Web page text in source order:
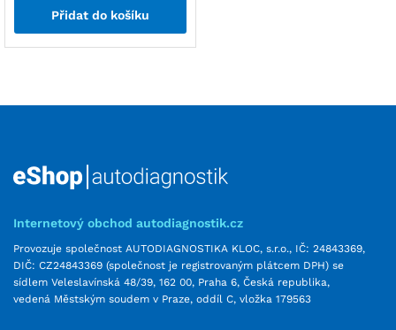
Přidat do košíku
Internetový obchod autodiagnostik.cz
Provozuje společnost AUTODIAGNOSTIKA KLOC, s.r.o., IČ: 24843369,
DIČ: CZ24843369 (společnost je registrovaným plátcem DPH) se
sídlem Veleslavínská 48/39, 162 00, Praha 6, Česká republika,
vedená Městským soudem v Praze, oddíl C, vložka 179563